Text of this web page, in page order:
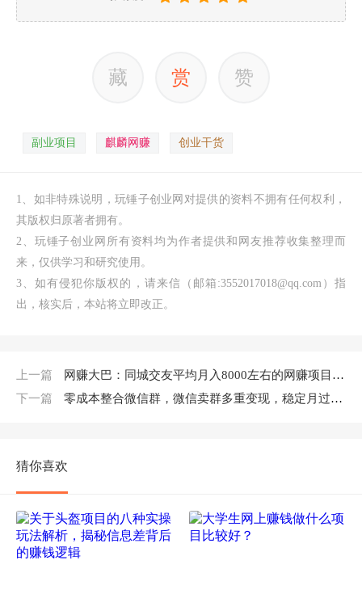
藏 赏 赞
副业项目 麒麟网赚 创业干货
1、如非特殊说明，玩锤子创业网对提供的资料不拥有任何权利，
其版权归原著者拥有。
2、玩锤子创业网所有资料均为作者提供和网友推荐收集整理而
来，仅供学习和研究使用。
3、如有侵犯你版权的，请来信（邮箱:3552017018@qq.com）指
出，核实后，本站将立即改正。
上一篇
网赚大巴：同城交友平均月入8000左右的网赚项目操作经验
下一篇
零成本整合微信群，微信卖群多重变现，稳定月过万的实战者
猜你喜欢